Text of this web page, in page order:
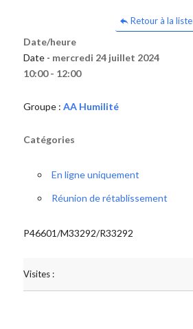
Retour à la
Date/heure
Date - mercredi 24 juillet 2024
10:00 - 12:00
Groupe : AA Humilité
Catégories
En ligne uniquement
Réunion de rétablissement
P46601/M33292/R33292
Visites :